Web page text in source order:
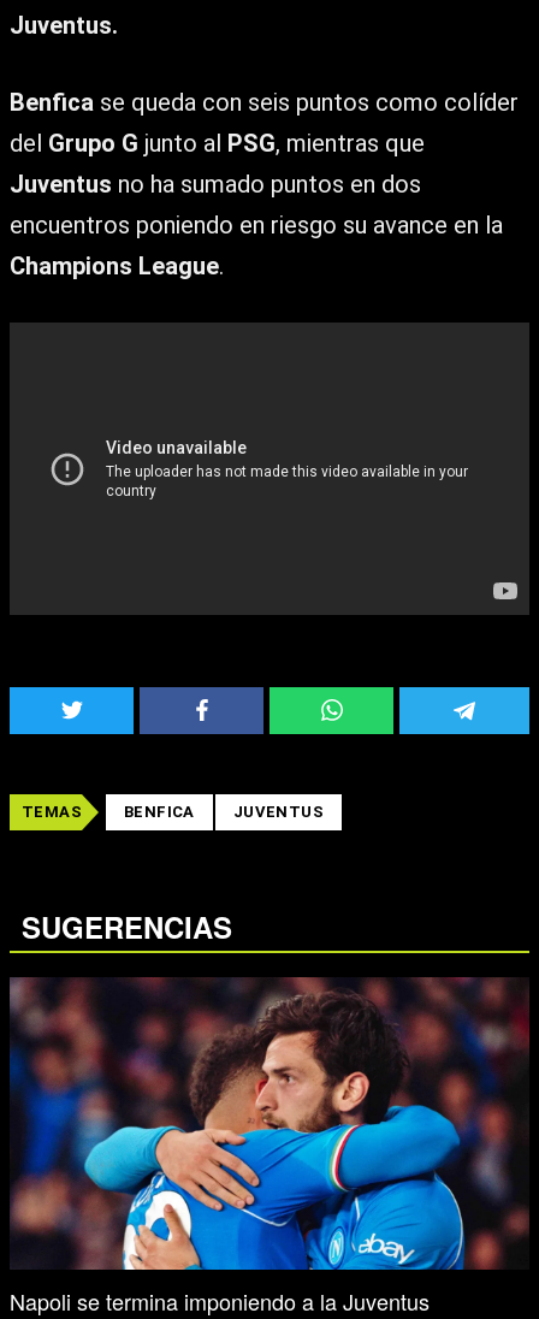
Juventus.
Benfica se queda con seis puntos como colíder
del Grupo G junto al PSG, mientras que
Juventus no ha sumado puntos en dos
encuentros poniendo en riesgo su avance en la
Champions League.
TEMAS BENFICA JUVENTUS
SUGERENCIAS
Napoli se termina imponiendo a la Juventus